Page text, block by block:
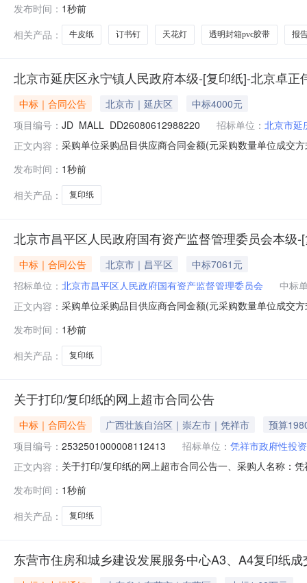
所在行政区划编码:650102项目所在行政区划名称:新疆
发布时间： 1秒前
相关产品：
牛皮纸 订书钉 天花灯 透明封箱pvc胶带 报
北京市延庆区永宁镇人民政府本级-[复印纸]-北京卓正
中标｜合同公告 北京市｜延庆区
中标4000元
项目编号： JD_MALL_DD26080612988220 招标单位： 北京市延
正文内容： 采购单位采购品目供应商合同金额(元采购数量单位成交
功能复印纸A470g/m2]_DD26080612988220
发布时间： 1秒前
相关产品：
复印纸
北京市昌平区人民政府国有资产监督管理委员会本级
中标｜合同公告 北京市｜昌平区
中标7061元
招标单位： 北京市昌平区人民政府国有资产监督管理委员会
中标
正文内容： 采购单位采购品目供应商合同金额(元采购数量单位成交
理委员会本级采购[飞星鱼80gA3多功能复印纸500张/包
发布时间： 1秒前
相关产品：
复印纸
关于打印/复印纸的网上超市合同公告
中标｜合同公告 广西壮族自治区｜崇左市｜凭祥市
预算
项目编号： 2532501000008112413 招标单位： 凭祥市政府性投
正文内容： 关于打印/复印纸的网上超市合同公告一、采购人名称：
A480gAPP黑钢炮复印纸A4/80g8包/箱（4000张）小钢
发布时间： 1秒前
相关产品：
复印纸
东营市住房和城乡建设发展服务中心A3、A4复印纸成